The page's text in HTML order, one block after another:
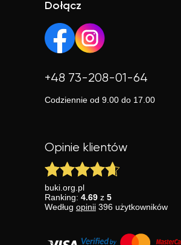
Dołącz
+48 73-208-01-64
Codziennie od 9.00 do 17.00
Opinie klientów
buki.org.pl
Ranking: 4.69 z 5
Według opinii 396 użytkowników